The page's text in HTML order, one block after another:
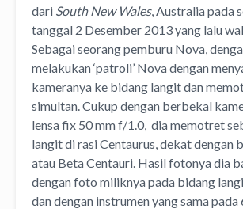
dari South New Wales, Australia pada
tanggal 2 Desember 2013 yang lalu
Sebagai seorang pemburu Nova,
melakukan ‘patroli’ Nova dengan
kameranya ke bidang langit dan
simultan. Cukup dengan berbekal
lensa fix 50 mm f/1.0, dia memotret
langit di rasi Centaurus, dekat dengan
atau Beta Centauri. Hasil fotonya dia
dengan foto miliknya pada bidang
dan dengan instrumen yang sama pada